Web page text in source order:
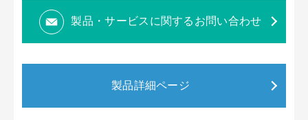
製品・サービスに関するお問い合わせ
製品詳細ページ